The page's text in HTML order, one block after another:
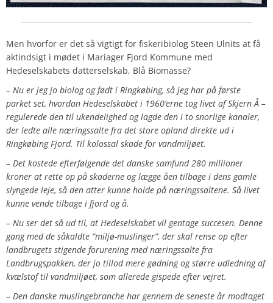
Men hvorfor er det så vigtigt for fiskeribiolog Steen Ulnits at få
aktindsigt i mødet i Mariager Fjord Kommune med
Hedeselskabets datterselskab, Blå Biomasse?
– Nu er jeg jo biolog og født i Ringkøbing, så jeg har på første
parket set, hvordan Hedeselskabet i 1960’erne tog livet af Skjern Å –
regulerede den til ukendelighed og lagde den i to snorlige kanaler,
der ledte alle næringssalte fra det store opland direkte ud i
Ringkøbing Fjord. Til kolossal skade for vandmiljøet.
– Det kostede efterfølgende det danske samfund 280 millioner
kroner at rette op på skaderne og lægge åen tilbage i dens gamle
slyngede leje, så den atter kunne holde på næringssaltene. Så livet
kunne vende tilbage i fjord og å.
– Nu ser det så ud til, at Hedeselskabet vil gentage succesen. Denne
gang med de såkaldte “miljø-muslinger”, der skal rense op efter
landbrugets stigende forurening med næringssalte fra
Landbrugspakken, der jo tillod mere gødning og større udledning af
kvælstof til vandmiljøet, som allerede gispede efter vejret.
– Den danske muslingebranche har gennem de seneste år modtaget